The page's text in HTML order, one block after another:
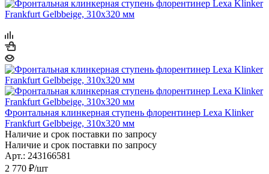
Фронтальная клинкерная ступень флорентинер Lexa Klinker
Frankfurt Gelbbeige, 310х320 мм
Наличие и срок поставки по запросу
Наличие и срок поставки по запросу
Арт.: 243166581
2 770 ₽/шт